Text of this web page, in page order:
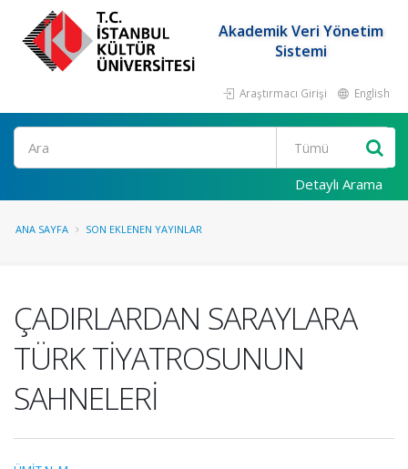
Akademik Veri Yönetim
Sistemi
Araştırmacı Girişi English
Ara
Detaylı Arama
ANA SAYFA SON EKLENEN YAYINLAR
ÇADIRLARDAN SARAYLARA
TÜRK TİYATROSUNUN
SAHNELERİ